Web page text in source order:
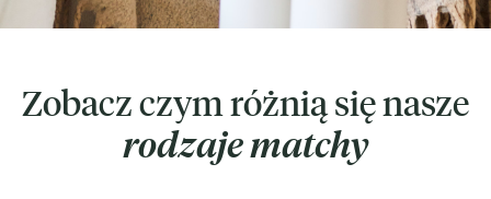
Zobacz czym różnią się nasze
rodzaje matchy